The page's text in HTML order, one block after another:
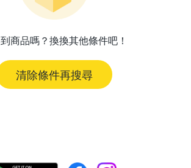
商品嗎？換換其他條件吧！
清除條件再搜尋